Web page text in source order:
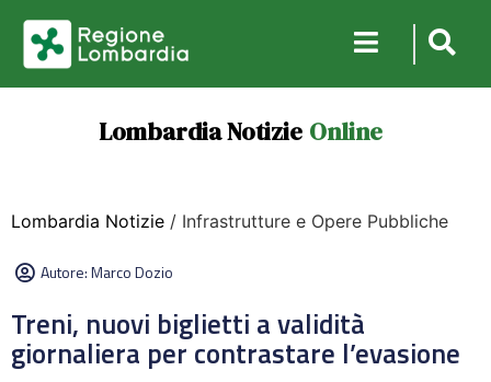
Lombardia Notizie Online
Lombardia Notizie / Infrastrutture e Opere Pubbliche
Autore:Marco Dozio
Treni, nuovi biglietti a validità
giornaliera per contrastare l’evasione